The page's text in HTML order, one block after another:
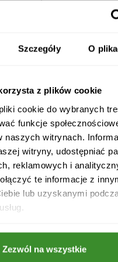
Szczegóły O
z plików cookie
cookie do wybranych
funkcje
naszych witrynach.
witryny, udostępniać
reklamowych i
te informacje z
lub uzyskanymi
Zezwól na wszystkie
Dzień Babci i
Dzień
Kosze
rabat -
i zgarnij
zakupy!
i wyrażam zgodę na
danych osobowych